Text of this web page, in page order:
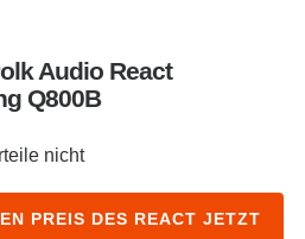
Audio React
Q800B
nicht
PREIS DES REACT JETZT